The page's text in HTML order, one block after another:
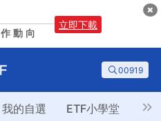
動向
立即下載
00919
我的自選 ETF小學堂